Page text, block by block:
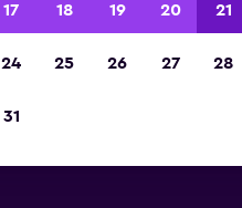
17 18 19 20 21
24 25 26 27 28
31